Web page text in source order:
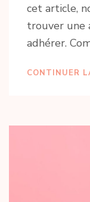
cet article,
trouver une
adhérer.
CONTINUER